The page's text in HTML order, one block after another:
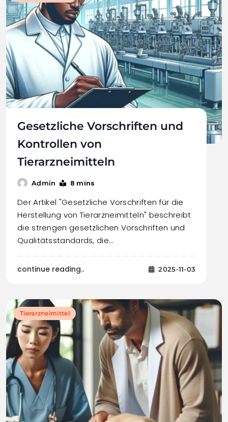
Gesetzliche Vorschriften und
Kontrollen von
Tierarzneimitteln
Admin 8 mins
Der Artikel "Gesetzliche Vorschriften für die
Herstellung von Tierarzneimitteln" beschreibt
die strengen gesetzlichen Vorschriften und
Qualitätsstandards, die…
continue reading.. 2025-11-03
Tierarzneimittel